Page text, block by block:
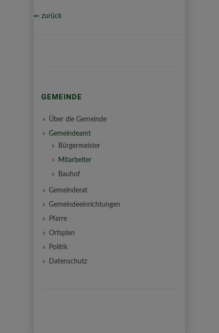
⇐ zurück
GEMEINDE
Über die Gemeinde
Gemeindeamt
Bürgermeister
Mitarbeiter
Bauhof
Gemeinderat
Gemeindeeinrichtungen
Pfarre
Ortsplan
Politik
Datenschutz